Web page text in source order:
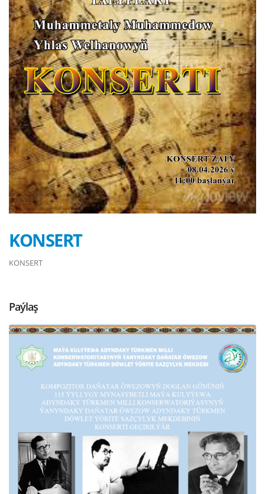
KONSERT
KONSERT
Paýlaş